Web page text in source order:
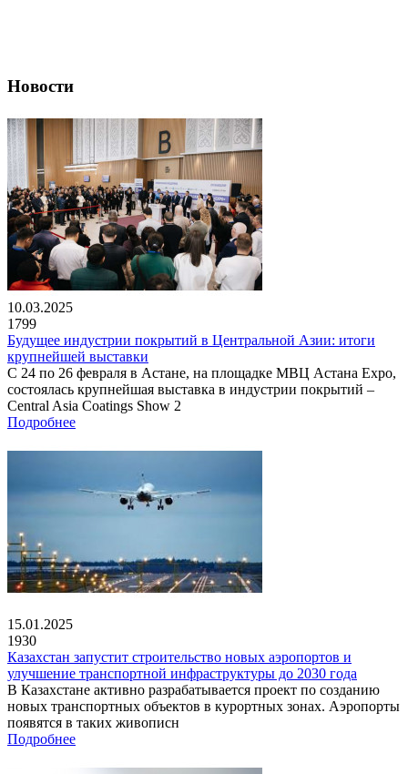
Новости
10.03.2025
1799
Будущее индустрии покрытий в Центральной Азии: итоги
крупнейшей выставки
С 24 по 26 февраля в Астане, на площадке МВЦ Астана Expo,
состоялась крупнейшая выставка в индустрии покрытий –
Central Asia Coatings Show 2
Подробнее
15.01.2025
1930
Казахстан запустит строительство новых аэропортов и
улучшение транспортной инфраструктуры до 2030 года
В Казахстане активно разрабатывается проект по созданию
новых транспортных объектов в курортных зонах. Аэропорты
появятся в таких живописн
Подробнее